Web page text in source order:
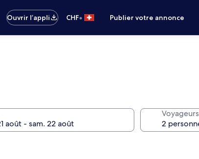
Ouvrir l’appli
CHF• Publier votre annonce
Voyageurs